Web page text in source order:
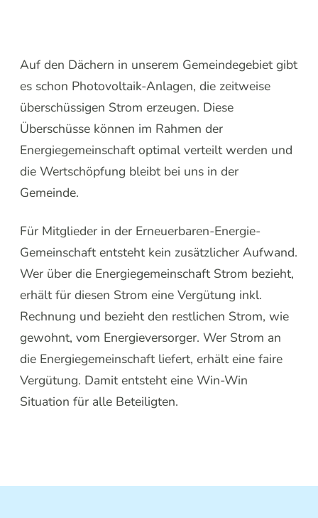
Auf den Dächern in unserem Gemeindegebiet gibt
es schon Photovoltaik-Anlagen, die zeitweise
überschüssigen Strom erzeugen. Diese
Überschüsse können im Rahmen der
Energiegemeinschaft optimal verteilt werden und
die Wertschöpfung bleibt bei uns in der
Gemeinde.
Für Mitglieder in der Erneuerbaren-Energie-
Gemeinschaft entsteht kein zusätzlicher Aufwand.
Wer über die Energiegemeinschaft Strom bezieht,
erhält für diesen Strom eine Vergütung inkl.
Rechnung und bezieht den restlichen Strom, wie
gewohnt, vom Energieversorger. Wer Strom an
die Energiegemeinschaft liefert, erhält eine faire
Vergütung. Damit entsteht eine Win-Win
Situation für alle Beteiligten.